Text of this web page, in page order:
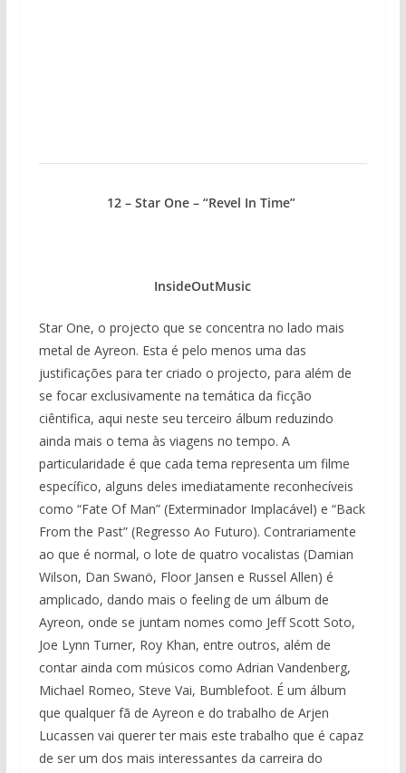
12 – Star One – “Revel In Time”
InsideOutMusic
Star One, o projecto que se concentra no lado mais
metal de Ayreon. Esta é pelo menos uma das
justificações para ter criado o projecto, para além de
se focar exclusivamente na temática da ficção
ciêntifica, aqui neste seu terceiro álbum reduzindo
ainda mais o tema às viagens no tempo. A
particularidade é que cada tema representa um filme
específico, alguns deles imediatamente reconhecíveis
como “Fate Of Man” (Exterminador Implacável) e “Back
From the Past” (Regresso Ao Futuro). Contrariamente
ao que é normal, o lote de quatro vocalistas (Damian
Wilson, Dan Swanö, Floor Jansen e Russel Allen) é
amplicado, dando mais o feeling de um álbum de
Ayreon, onde se juntam nomes como Jeff Scott Soto,
Joe Lynn Turner, Roy Khan, entre outros, além de
contar ainda com músicos como Adrian Vandenberg,
Michael Romeo, Steve Vai, Bumblefoot. É um álbum
que qualquer fã de Ayreon e do trabalho de Arjen
Lucassen vai querer ter mais este trabalho que é capaz
de ser um dos mais interessantes da carreira do